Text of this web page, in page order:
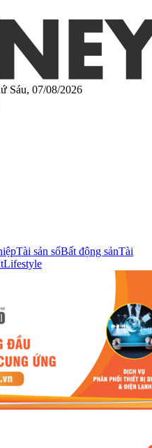
Sáu, 07/08/2026
Tài sản sốBất động sảnTài
Lifestyle